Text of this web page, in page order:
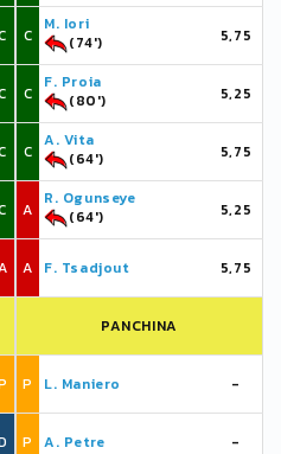
C
M. Iori
(74')
5,75
C
F. Proia
(80')
5,25
C
A. Vita
(64')
5,75
A
R. Ogunseye
(64')
5,25
A F. Tsadjout 5,75
PANCHINA
P L. Maniero -
P A. Petre -